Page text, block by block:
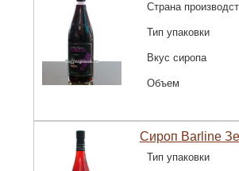
Страна
Тип упаковки
Вкус сиропа
Объем
Сироп Barline
Тип упаковки